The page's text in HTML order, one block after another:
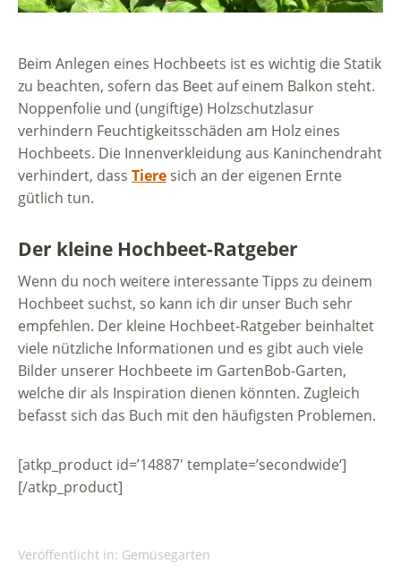
Beim Anlegen eines Hochbeets ist es wichtig die Statik
zu beachten, sofern das Beet auf einem Balkon steht.
Noppenfolie und (ungiftige) Holzschutzlasur
verhindern Feuchtigkeitsschäden am Holz eines
Hochbeets. Die Innenverkleidung aus Kaninchendraht
verhindert, dass Tiere sich an der eigenen Ernte
gütlich tun.
Der kleine Hochbeet-Ratgeber
Wenn du noch weitere interessante Tipps zu deinem
Hochbeet suchst, so kann ich dir unser Buch sehr
empfehlen. Der kleine Hochbeet-Ratgeber beinhaltet
viele nützliche Informationen und es gibt auch viele
Bilder unserer Hochbeete im GartenBob-Garten,
welche dir als Inspiration dienen könnten. Zugleich
befasst sich das Buch mit den häufigsten Problemen.
[atkp_product id=’14887′ template=’secondwide‘]
[/atkp_product]
Veröffentlicht in: Gemüsegarten